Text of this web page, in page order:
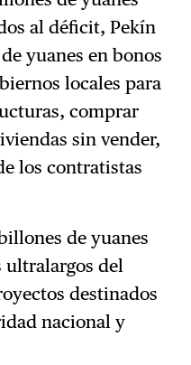
al déficit, Pekín
yuanes en bonos
locales para
comprar
sin vender,
los contratistas
de yuanes
ultralargos del
destinados
nacional y